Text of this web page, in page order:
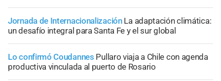
Jornada de Internacionalización La adaptación climática:
un desafío integral para Santa Fe y el sur global
Lo confirmó Coudannes Pullaro viaja a Chile con agenda
productiva vinculada al puerto de Rosario